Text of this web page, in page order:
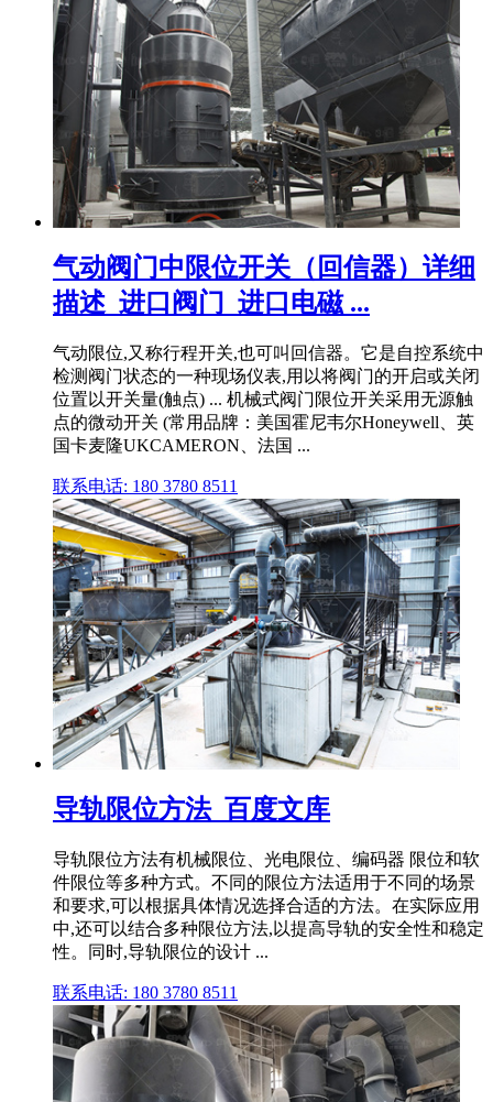
气动阀门中限位开关（回信器）详细
描述_进口阀门_进口电磁 ...
气动限位,又称行程开关,也可叫回信器。它是自控系统中
检测阀门状态的一种现场仪表,用以将阀门的开启或关闭
位置以开关量(触点) ... 机械式阀门限位开关采用无源触
点的微动开关 (常用品牌：美国霍尼韦尔Honeywell、英
国卡麦隆UKCAMERON、法国 ...
联系电话: 180 3780 8511
导轨限位方法_百度文库
导轨限位方法有机械限位、光电限位、编码器 限位和软
件限位等多种方式。不同的限位方法适用于不同的场景
和要求,可以根据具体情况选择合适的方法。在实际应用
中,还可以结合多种限位方法,以提高导轨的安全性和稳定
性。同时,导轨限位的设计 ...
联系电话: 180 3780 8511